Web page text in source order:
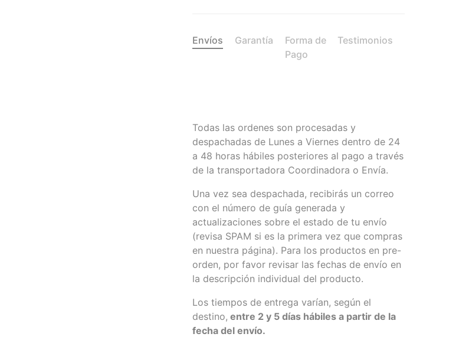
Envíos Garantía
Forma de
Pago
Testimonios
Todas las ordenes son procesadas y
despachadas de Lunes a Viernes dentro de 24
a 48 horas hábiles posteriores al pago a través
de la transportadora Coordinadora o Envía.
Una vez sea despachada, recibirás un correo
con el número de guía generada y
actualizaciones sobre el estado de tu envío
(revisa SPAM si es la primera vez que compras
en nuestra página). Para los productos en pre-
orden, por favor revisar las fechas de envío en
la descripción individual del producto.
Los tiempos de entrega varían, según el
destino, entre 2 y 5 días hábiles a partir de la
fecha del envío.